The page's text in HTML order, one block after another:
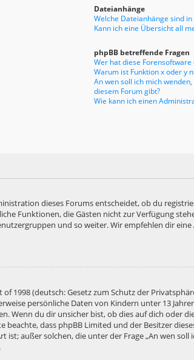
Dateianhänge
Welche Dateianhänge sind
Kann ich eine Übersicht all
phpBB betreffende Fragen
Wer hat diese Forensoftware
Warum ist Funktion x oder y
An wen soll ich mich
diesem Forum gibt?
Wie kann ich einen
dieses Forums entscheidet, ob du
Funktionen, die Gästen nicht zur Verfügung
und so weiter. Wir empfehlen dir
of 1998 (deutsch: Gesetz zum Schutz der
persönliche Daten von Kindern unter 13
Wenn du dir unsicher bist, ob dies auf dich oder
dass phpBB Limited und der Besitzer
außer solchen, die unter der Frage „An wen